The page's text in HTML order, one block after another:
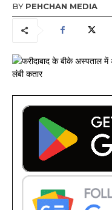
BY PEHCHAN MEDIA